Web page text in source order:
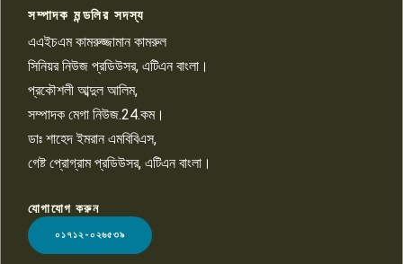
১০
LOGO
সম্পাদক মন্ডলির সদস্য
এএইচএম কামরুজ্জামান কামরুল
সিনিয়র নিউজ প্রডিউসর, এটিএন বাংলা।
প্রকৌশলী আব্দুল আলিম,
সম্পাদক মেগা নিউজ.24.কম।
ডাঃ শাহেদ ইমরান এমবিবিএস,
গেষ্ট প্রোগ্রাম প্রডিউসর, এটিএন বাংলা।
যোগাযোগ করুন
০১৭১২-০২৬৫৩৯